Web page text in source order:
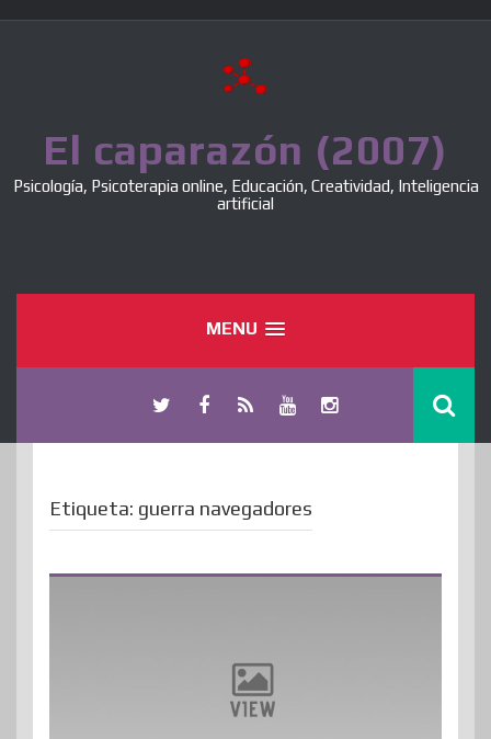
El caparazón (2007)
Psicología, Psicoterapia online, Educación, Creatividad, Inteligencia
artificial
MENU
Etiqueta: guerra navegadores